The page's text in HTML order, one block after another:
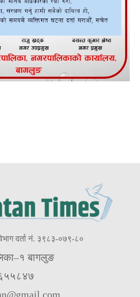
दर्ता नं. ३९८३-०७९-८०
बागलुङ